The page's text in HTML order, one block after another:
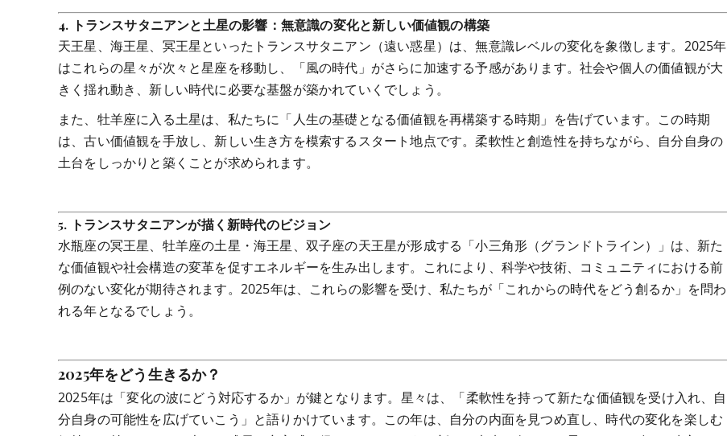
4. トランスサタニアンと土星の影響：無意識の変化と新しい価値観の構築
天王星、海王星、冥王星といったトランスサタニアン（遠い惑星）は、無意識レベルの変化を象徴します。2025年
はこれらの星々が次々と星座を移動し、「風の時代」がさらに加速する予感があります。社会や個人の価値観が大
きく揺れ動き、新しい時代に必要な基盤が築かれていくでしょう。
また、牡羊座に入る土星は、私たちに「人生の基礎となる価値観を再構築する時期」を告げています。この時期
は、古い価値観を手放し、新しい生き方を模索するスタート地点です。柔軟性と創造性を持ちながら、自分自身の
土台をしっかりと築くことが求められます。
5. トランスサタニアンが描く新時代のビジョン
水瓶座の冥王星、牡羊座の土星・海王星、双子座の天王星が形成する「小三角形（グランドトライン）」は、新た
な価値観や社会構造の変革を促すエネルギーを生み出します。これにより、科学や技術、コミュニティにおける前
例のない変化が期待されます。2025年は、これらの影響を受け、私たちが「これからの時代をどう創るか」を問わ
れる年となるでしょう。
2025年をどう生きるか？
2025年は「変化の波にどう対応するか」が鍵となります。星々は、「柔軟性を持って新たな価値観を受け入れ、自
分自身の可能性を広げていこう」と語りかけています。この年は、自分の内面を見つめ直し、時代の変化を楽しむ